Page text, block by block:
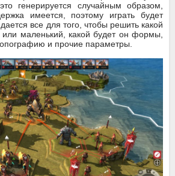
генерируется случайным образом,
имеется, поэтому играть будет
все для того, чтобы решить какой
маленький, какой будет он формы,
и прочие параметры.